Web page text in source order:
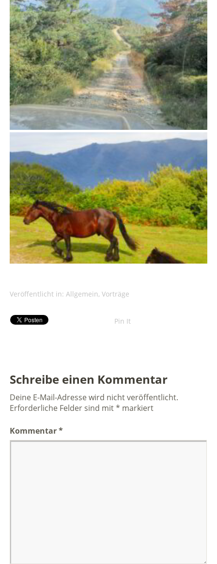
Veröffentlicht in: Allgemein, Vorträge
Pin It
Schreibe einen Kommentar
Deine E-Mail-Adresse wird nicht veröffentlicht.
Erforderliche Felder sind mit* markiert
Kommentar*